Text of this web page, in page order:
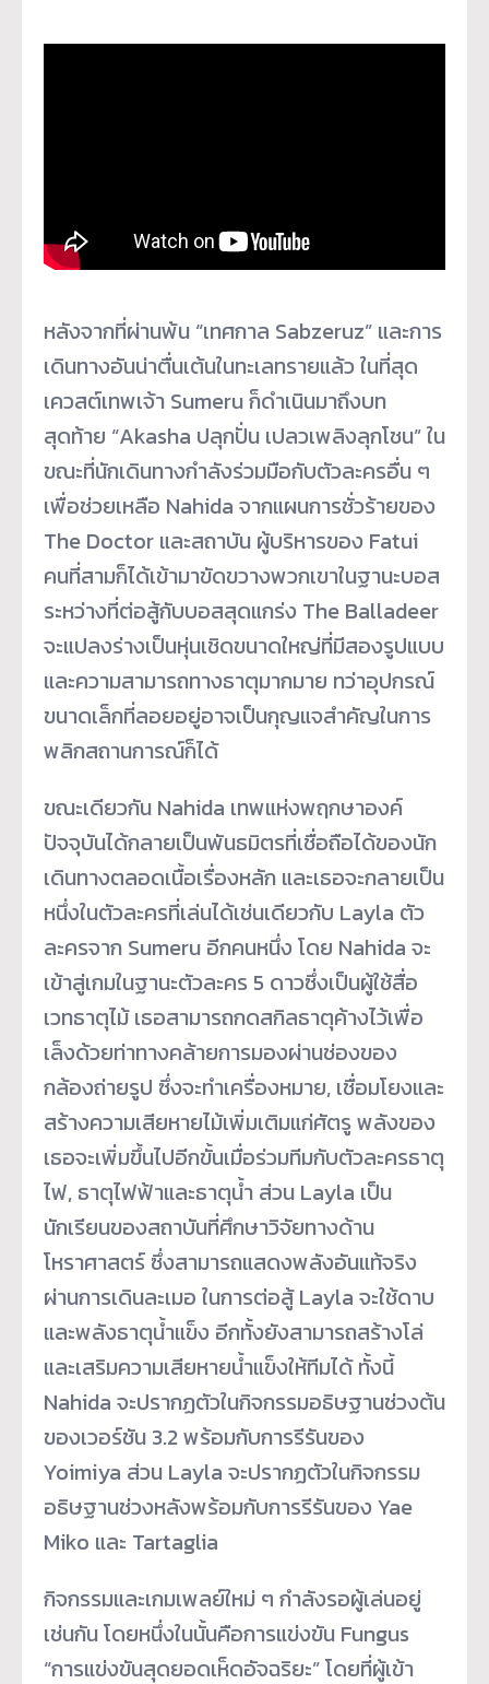
หลังจากที่ผ่านพ้น “เทศกาล Sabzeruz” และการ
เดินทางอันน่าตื่นเต้นในทะเลทรายแล้ว ในที่สุด
เควสต์เทพเจ้า Sumeru ก็ดำเนินมาถึงบท
สุดท้าย “Akasha ปลุกปั่น เปลวเพลิงลุกโชน” ใน
ขณะที่นักเดินทางกำลังร่วมมือกับตัวละครอื่น ๆ
เพื่อช่วยเหลือ Nahida จากแผนการชั่วร้ายของ
The Doctor และสถาบัน ผู้บริหารของ Fatui
คนที่สามก็ได้เข้ามาขัดขวางพวกเขาในฐานะบอส
ระหว่างที่ต่อสู้กับบอสสุดแกร่ง The Balladeer
จะแปลงร่างเป็นหุ่นเชิดขนาดใหญ่ที่มีสองรูปแบบ
และความสามารถทางธาตุมากมาย ทว่าอุปกรณ์
ขนาดเล็กที่ลอยอยู่อาจเป็นกุญแจสำคัญในการ
พลิกสถานการณ์ก็ได้
ขณะเดียวกัน Nahida เทพแห่งพฤกษาองค์
ปัจจุบันได้กลายเป็นพันธมิตรที่เชื่อถือได้ของนัก
เดินทางตลอดเนื้อเรื่องหลัก และเธอจะกลายเป็น
หนึ่งในตัวละครที่เล่นได้เช่นเดียวกับ Layla ตัว
ละครจาก Sumeru อีกคนหนึ่ง โดย Nahida จะ
เข้าสู่เกมในฐานะตัวละคร 5 ดาวซึ่งเป็นผู้ใช้สื่อ
เวทธาตุไม้ เธอสามารถกดสกิลธาตุค้างไว้เพื่อ
เล็งด้วยท่าทางคล้ายการมองผ่านช่องของ
กล้องถ่ายรูป ซึ่งจะทำเครื่องหมาย, เชื่อมโยงและ
สร้างความเสียหายไม้เพิ่มเติมแก่ศัตรู พลังของ
เธอจะเพิ่มขึ้นไปอีกขั้นเมื่อร่วมทีมกับตัวละครธาตุ
ไฟ, ธาตุไฟฟ้าและธาตุน้ำ ส่วน Layla เป็น
นักเรียนของสถาบันที่ศึกษาวิจัยทางด้าน
โหราศาสตร์ ซึ่งสามารถแสดงพลังอันแท้จริง
ผ่านการเดินละเมอ ในการต่อสู้ Layla จะใช้ดาบ
และพลังธาตุน้ำแข็ง อีกทั้งยังสามารถสร้างโล่
และเสริมความเสียหายน้ำแข็งให้ทีมได้ ทั้งนี้
Nahida จะปรากฏตัวในกิจกรรมอธิษฐานช่วงต้น
ของเวอร์ชัน 3.2 พร้อมกับการรีรันของ
Yoimiya ส่วน Layla จะปรากฏตัวในกิจกรรม
อธิษฐานช่วงหลังพร้อมกับการรีรันของ Yae
Miko และ Tartaglia
กิจกรรมและเกมเพลย์ใหม่ ๆ กำลังรอผู้เล่นอยู่
เช่นกัน โดยหนึ่งในนั้นคือการแข่งขัน Fungus
“การแข่งขันสุดยอดเห็ดอัจฉริยะ” โดยที่ผู้เข้า